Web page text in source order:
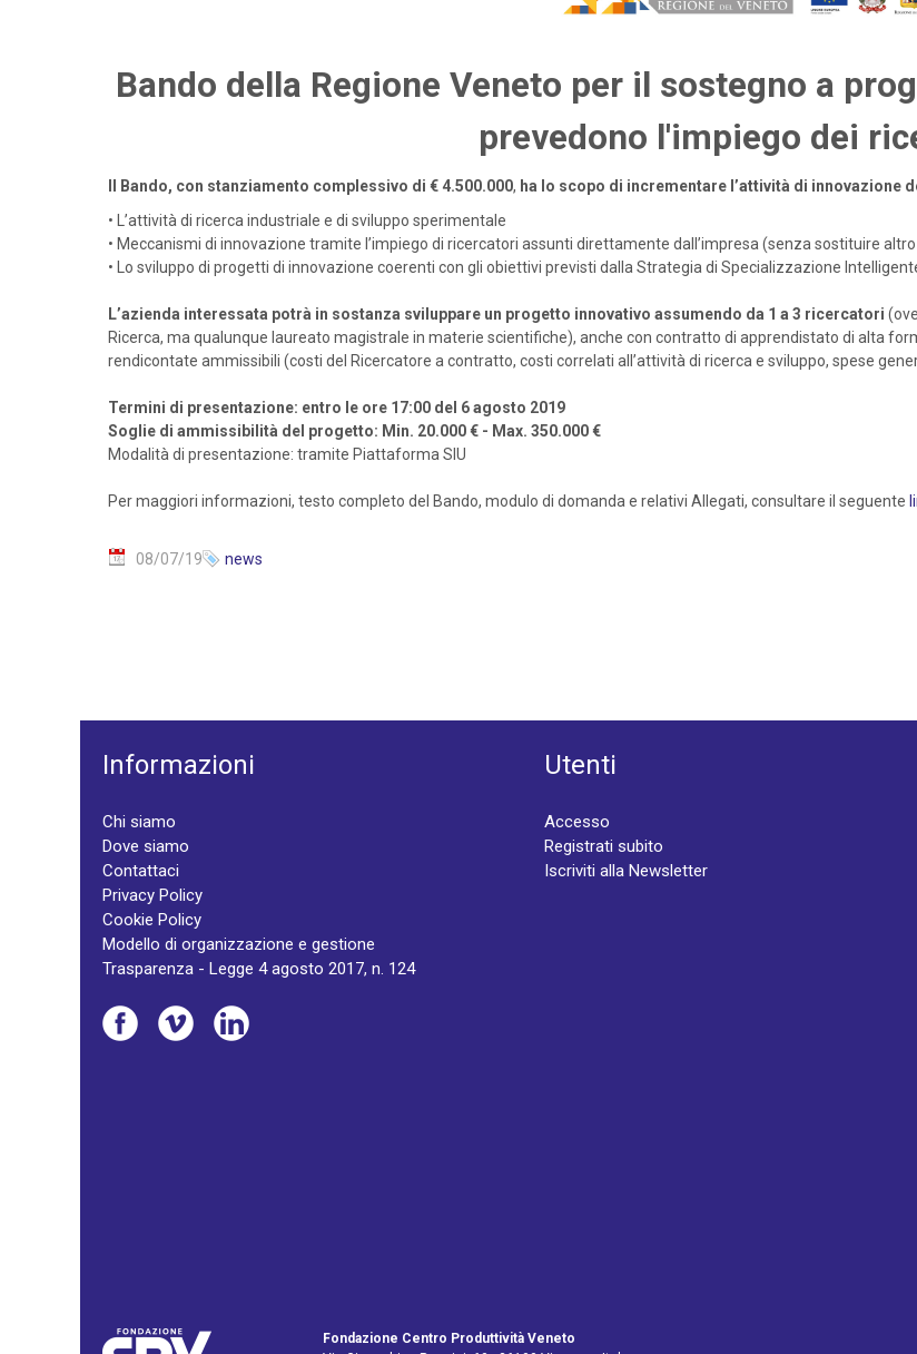
Bando della Regione Veneto per il sostegno a
prevedono l'impiego dei
Il Bando, con stanziamento complessivo di € 4.500.000, ha lo scopo di incrementare l’attività di innovazione
• L’attività di ricerca industriale e di sviluppo sperimentale
• Meccanismi di innovazione tramite l’impiego di ricercatori assunti direttamente dall’impresa (senza sostituire
• Lo sviluppo di progetti di innovazione coerenti con gli obiettivi previsti dalla Strategia di Specializzazione
L’azienda interessata potrà in sostanza sviluppare un progetto innovativo assumendo da 1 a 3 ricercatori
Ricerca, ma qualunque laureato magistrale in materie scientifiche), anche con contratto di apprendistato di alta
rendicontate ammissibili (costi del Ricercatore a contratto, costi correlati all’attività di ricerca e sviluppo, spese
Termini di presentazione: entro le ore 17:00 del 6 agosto 2019
Soglie di ammissibilità del progetto: Min. 20.000 € - Max. 350.000 €
Modalità di presentazione: tramite Piattaforma SIU
Per maggiori informazioni, testo completo del Bando, modulo di domanda e relativi Allegati, consultare il seguente
08/07/19 news
Informazioni
Chi siamo
Dove siamo
Contattaci
Privacy Policy
Cookie Policy
Modello di organizzazione e gestione
Trasparenza - Legge 4 agosto 2017, n. 124
Utenti
Accesso
Registrati subito
Iscriviti alla Newsletter
Fondazione Centro Produttività Veneto